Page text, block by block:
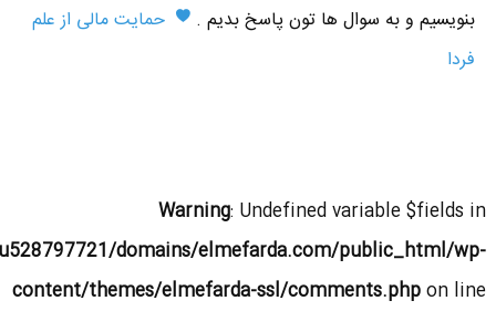
بنویسیم و به سوال ها تون پاسخ بدیم .
حمایت مالی از علم
فردا
Warning: Undefined variable $fields in
domains/elmefarda.com/public_html/wp-
content/themes/elmefarda-ssl/comments.phpon line